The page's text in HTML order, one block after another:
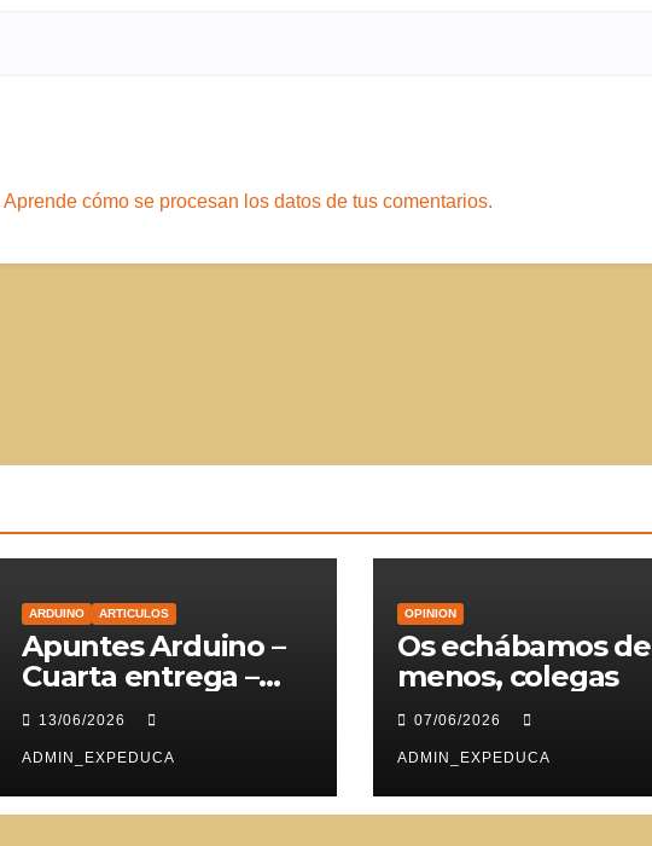
Aprende cómo se procesan los datos de tus comentarios.
ARDUINO ARTICULOS
Apuntes Arduino –
Cuarta entrega –
Servomotores
13/06/2026
ADMIN_EXPEDUCA
OPINION
Os echábamos de
menos, colegas
07/06/2026
ADMIN_EXPEDUCA